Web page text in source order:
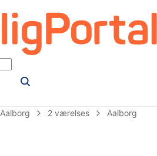
Aalborg 2 værelses Aalborg